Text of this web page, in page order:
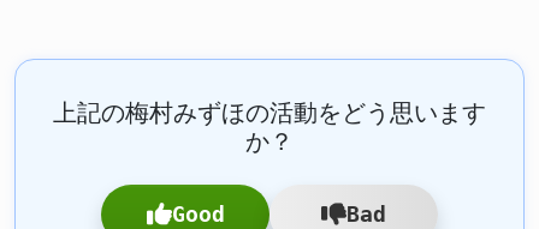
上記の梅村みずほの活動をどう思います
か？
Good Bad